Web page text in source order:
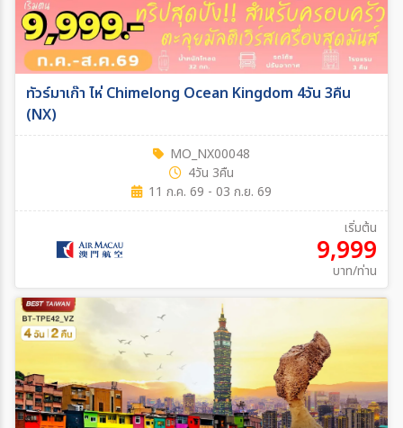
ทัวร์มาเก๊า ไห่ Chimelong Ocean Kingdom 4วัน 3คืน
(NX)
MO_NX00048
4วัน 3คืน
11 ก.ค. 69 - 03 ก.ย. 69
เริ่มต้น
9,999
บาท/ท่าน